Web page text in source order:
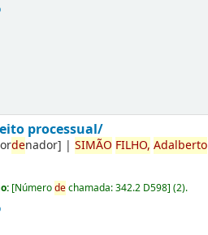
processual/
denador] |SIMÃO FILHO, Adalberto
[Númerodechamada:342.2 D598](2).